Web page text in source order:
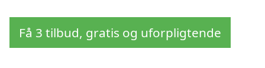
Få 3 tilbud, gratis og uforpligtende